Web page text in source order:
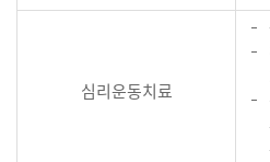
심리운동치료